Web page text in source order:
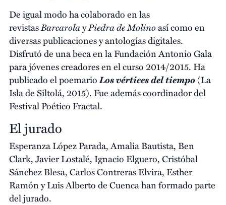
De igual modo ha colaborado en las
revistasBarcarolayPiedra de Molinoasí como en
diversas publicaciones y antologías digitales.
Disfrutó de una beca en la Fundación Antonio Gala
para jóvenes creadores en el curso 2014/2015. Ha
publicado el poemarioLos vértices del tiempo(La
Isla de Siltolá, 2015). Fue además coordinador del
Festival Poético Fractal.
El jurado
Esperanza López Parada, Amalia Bautista, Ben
Clark, Javier Lostalé, Ignacio Elguero, Cristóbal
Sánchez Blesa, Carlos Contreras Elvira, Esther
Ramón y Luis Alberto de Cuenca han formado parte
del jurado.